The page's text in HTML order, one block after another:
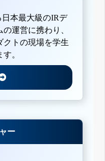
日本最大級のIRデ
運営に携わり、
クトの現場を学生
。
ー